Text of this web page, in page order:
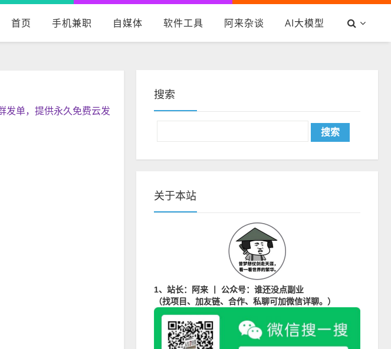
首页 手机兼职 自媒体 软件工具 阿来杂谈 AI大模型
发单，提供永久免费云发
搜索
关于本站
1、站长：阿来 丨 公众号：谁还没点副业
（找项目、加友链、合作、私聊可加微信详聊。）